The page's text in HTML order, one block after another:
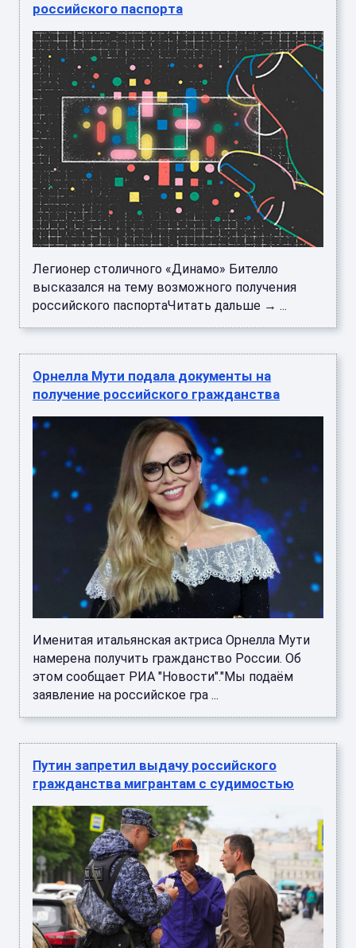
российского паспорта
Легионер столичного «Динамо» Бителло
высказался на тему возможного получения
российского паспортаЧитать дальше → ...
Орнелла Мути подала документы на
получение российского гражданства
Именитая итальянская актриса Орнелла Мути
намерена получить гражданство России. Об
этом сообщает РИА "Новости"."Мы подаём
заявление на российское гра ...
Путин запретил выдачу российского
гражданства мигрантам с судимостью